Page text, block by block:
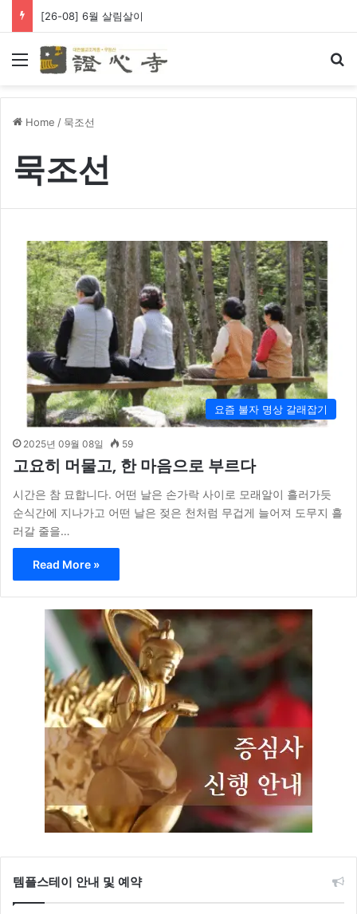
[26-08] 6월 살림살이
Menu
Home / 묵조선
묵조선
요즘 불자 명상 갈래잡기
2025년 09월 08일 59
고요히 머물고, 한 마음으로 부르다
시간은 참 묘합니다. 어떤 날은 손가락 사이로 모래알이 흘러가듯
순식간에 지나가고 어떤 날은 젖은 천처럼 무겁게 늘어져 도무지 흘
러갈 줄을…
Read More »
템플스테이 안내 및 예약